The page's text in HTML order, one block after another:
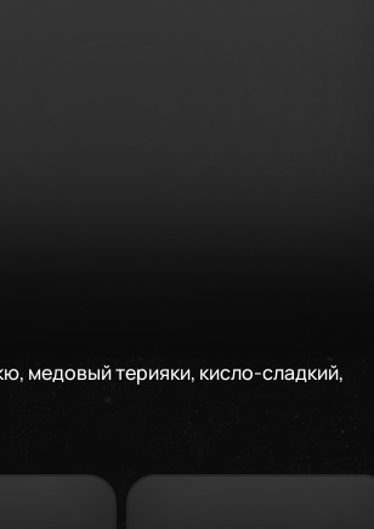
Сет №1 Барбекю, медовый терияки, кисло-сладкий,